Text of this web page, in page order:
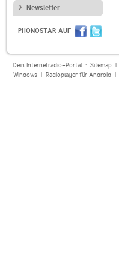
Newsletter
PHONOSTAR AUF
Dein Internetradio-Portal : Sitemap|
Windows| Radioplayer für Android|